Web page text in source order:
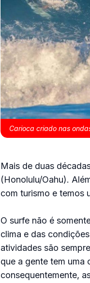
Carioca criado nas
Mais de duas
(Honolulu/Oahu).
com turismo e temos
O surfe não é
clima e das
atividades são
que a gente tem uma
consequentemente,